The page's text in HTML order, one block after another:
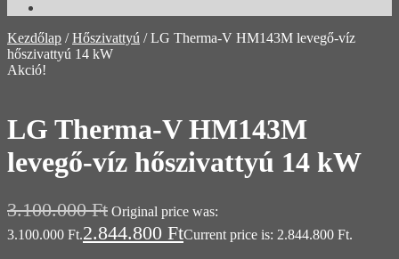
Kezdőlap /Hőszivattyú /LG Therma-V HM143M levegő-víz
hőszivattyú 14 kW
Akció!
LG Therma-V HM143M
levegő-víz hőszivattyú 14 kW
3.100.000Ft Original price was:
3.100.000 Ft.2.844.800 FtCurrent price is: 2.844.800 Ft.